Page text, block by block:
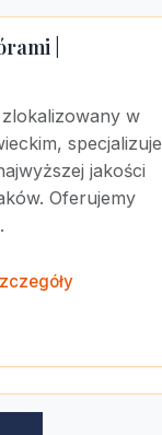
|
w
specjalizuje
jakości
Oferujemy